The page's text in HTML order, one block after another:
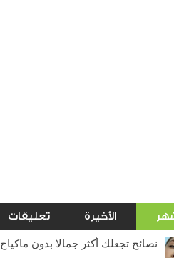
الأخيرة تعليقات
نصائح تجعلك أكثر جمالا بدون ماكياج